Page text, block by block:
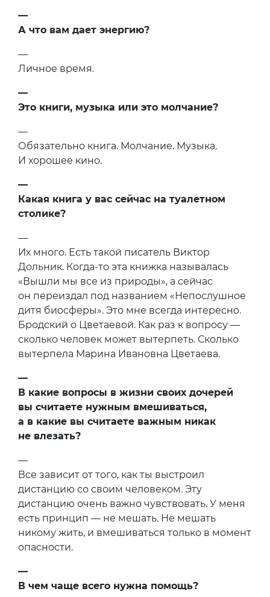
—
А что вам дает энергию?
—
Личное время.
—
Это книги, музыка или это молчание?
—
Обязательно книга. Молчание. Музыка.
И хорошее кино.
—
Какая книга у вас сейчас на туалетном
столике?
—
Их много. Есть такой писатель Виктор
Дольник. Когда-то эта книжка называлась
«Вышли мы все из природы», а сейчас
он переиздал под названием «Непослушное
дитя биосферы». Это мне всегда интересно.
Бродский о Цветаевой. Как раз к вопросу —
сколько человек может вытерпеть. Сколько
вытерпела Марина Ивановна Цветаева.
—
В какие вопросы в жизни своих дочерей
вы считаете нужным вмешиваться,
а в какие вы считаете важным никак
не влезать?
—
Все зависит от того, как ты выстроил
дистанцию со своим человеком. Эту
дистанцию очень важно чувствовать. У меня
есть принцип — не мешать. Не мешать
никому жить, и вмешиваться только в момент
опасности.
—
В чем чаще всего нужна помощь?